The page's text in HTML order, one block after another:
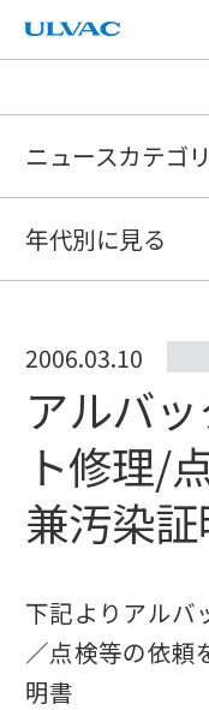
ULVAC
ニュースカテゴリ
年代別に見る
2006.03.10
アルバ
ト修理/
兼汚染
下記よりアルバ
／点検等の依頼
明書